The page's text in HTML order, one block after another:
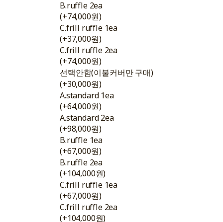
B.ruffle 2ea
(+74,000원)
C.frill ruffle 1ea
(+37,000원)
C.frill ruffle 2ea
(+74,000원)
선택안함(이불커버만 구매)
(+30,000원)
A.standard 1ea
(+64,000원)
A.standard 2ea
(+98,000원)
B.ruffle 1ea
(+67,000원)
B.ruffle 2ea
(+104,000원)
C.frill ruffle 1ea
(+67,000원)
C.frill ruffle 2ea
(+104,000원)